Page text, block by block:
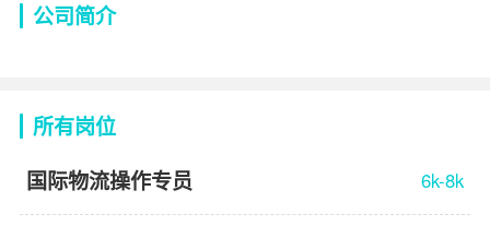
公司简介
所有岗位
国际物流操作专员
6k-8k